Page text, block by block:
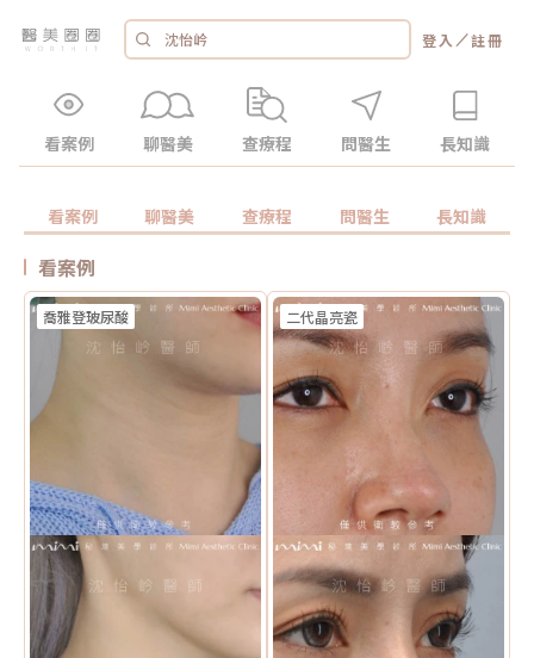
登入 ／註冊
看案例 聊醫美 查療程 問醫生 長知識
看案例 聊醫美 查療程 問醫生 長知識
看案例
喬雅登玻尿酸 二代晶亮瓷